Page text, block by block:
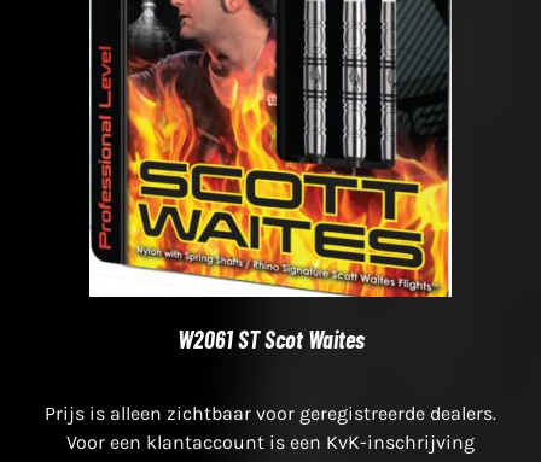
W2061 ST Scot Waites
Prijs is alleen zichtbaar voor geregistreerde dealers.
Voor een klantaccount is een KvK-inschrijving